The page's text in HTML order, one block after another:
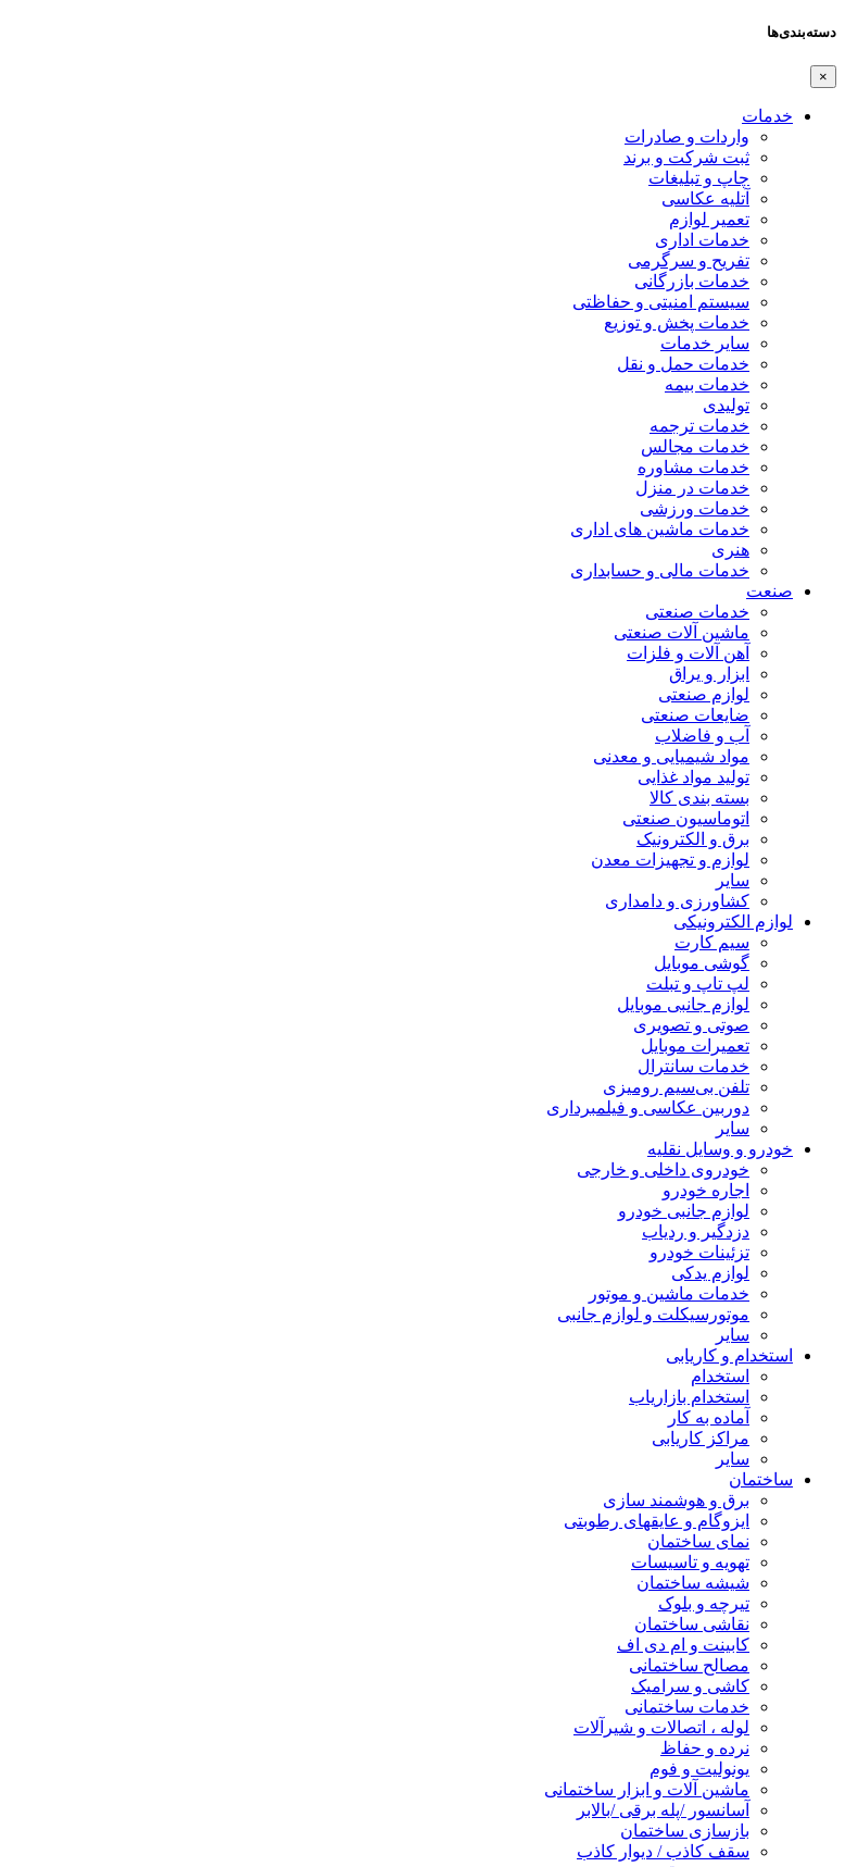
دسته‌بندی‌ها
×
خدمات
واردات و صادرات
ثبت شرکت و برند
چاپ و تبلیغات
آتلیه عکاسی
تعمیر لوازم
خدمات اداری
تفریح و سرگرمی
خدمات بازرگانی
سیستم امنیتی و حفاظتی
خدمات پخش و توزیع
سایر خدمات
خدمات حمل و نقل
خدمات بیمه
تولیدی
خدمات ترجمه
خدمات مجالس
خدمات مشاوره
خدمات در منزل
خدمات ورزشی
خدمات ماشین های اداری
هنری
خدمات مالی و حسابداری
صنعت
خدمات صنعتی
ماشین آلات صنعتی
آهن آلات و فلزات
ابزار و یراق
لوازم صنعتی
ضایعات صنعتی
آب و فاضلاب
مواد شیمیایی و معدنی
تولید مواد غذایی
بسته بندی کالا
اتوماسیون صنعتی
برق و الکترونیک
لوازم و تجهیزات معدن
سایر
کشاورزی و دامداری
لوازم الکترونیکی
سیم کارت
گوشی موبایل
لپ تاپ و تبلت
لوازم جانبی موبایل
صوتی و تصویری
تعمیرات موبایل
خدمات سانترال
تلفن بی‌سیم رومیزی
دوربین عکاسی و فیلمبرداری
سایر
خودرو و وسایل نقلیه
خودروی داخلی و خارجی
اجاره خودرو
لوازم جانبی خودرو
دزدگیر و ردیاب
تزئینات خودرو
لوازم یدکی
خدمات ماشین و موتور
موتورسیکلت و لوازم جانبی
سایر
استخدام و کاریابی
استخدام
استخدام بازاریاب
آماده به کار
مراکز کاریابی
سایر
ساختمان
برق و هوشمند سازی
ایزوگام و عایقهای رطوبتی
نمای ساختمان
تهویه و تاسیسات
شیشه ساختمان
تیرچه و بلوک
نقاشی ساختمان
کابینت و ام دی اف
مصالح ساختمانی
کاشی و سرامیک
خدمات ساختمانی
لوله ، اتصالات و شیرآلات
نرده و حفاظ
یونولیت و فوم
ماشین آلات و ابزار ساختمانی
آسانسور /پله برقی /بالابر
بازسازی ساختمان
سقف کاذب / دیوار کاذب